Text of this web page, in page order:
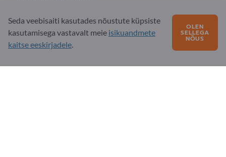
Küsimusi?
KKK - korduma kippuvad küsimused
Seda veebisaiti kasutades nõustute küpsiste
kasutamisega vastavalt meie isikuandmete
kaitse eeskirjadele.
OLEN
SELLEGA
NÕUS